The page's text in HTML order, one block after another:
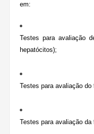
em:
Testes para avaliação
hepatócitos);
Testes para avaliação
Testes para avaliação